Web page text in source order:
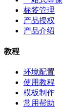
标签管理
产品授权
产品介绍
教程
环境配置
使用教程
模板制作
常用帮助